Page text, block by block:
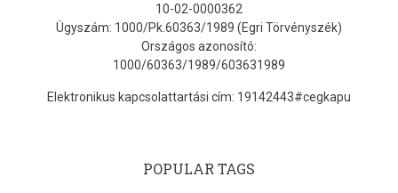
10-02-0000362
Ügyszám: 1000/Pk.60363/1989 (Egri Törvényszék)
Országos azonosító:
1000/60363/1989/603631989
Elektronikus kapcsolattartási cím: 19142443#cegkapu
POPULAR TAGS